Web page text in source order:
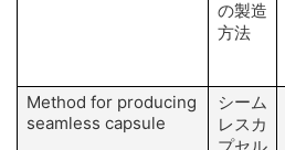
の製造
方法
Method for producing
seamless capsule
シーム
レスカ